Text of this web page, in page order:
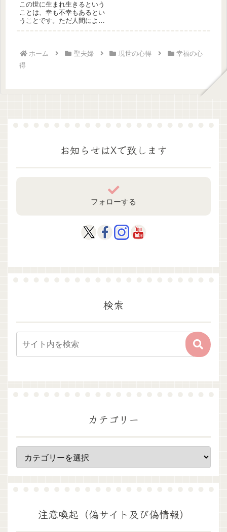
この世に生まれ生きるという
ことは、幸も不幸もあるとい
うことです。ただ人間によっ
ホーム 聖夫婦 現世の心得
幸福の心
得
お知らせはXで致します
フォローする
検索
カテゴリー
注意喚起（偽サイト及び偽情報）